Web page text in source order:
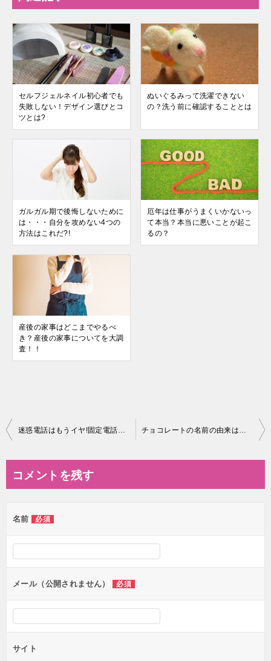
セルフジェルネイル初心者でも
失敗しない！デザイン選びとコ
ツとは?
ぬいぐるみって洗濯できない
の？洗う前に確認することとは
ガルガル期で後悔しないために
は・・・自分を攻めない4つの
方法はこれだ?!
厄年は仕事がうまくいかないっ
て本当？本当に悪いことが起こ
るの？
産後の家事はどこまでやるべ
き？産後の家事についてを大調
査！！
投
ビ
ー
シ
ン
迷惑電話はもうイヤ!固定電話でできる対策って? チョコレートの名前の由来は？チョコレートのあれこれをご紹介！
コメントを残す
名前 必須
メール（公開されません） 必須
サイト